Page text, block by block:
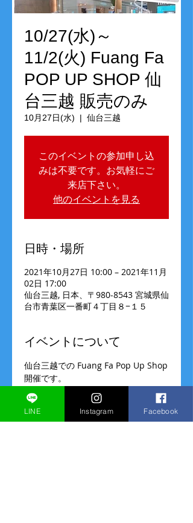
10/27(水)～
11/2(火) Fuang Fa
POP UP SHOP 仙
台三越 販売のみ
10月27日(水)
  |
仙台三越
このイベントの参加申し込
みは不要です。お気軽にご
来店下さい。
他のイベントを見る
日時・場所
2021年10月27日 10:00 – 2021年11月
02日 17:00
仙台三越, 日本、〒980-8543 宮城県仙
台市青葉区一番町４丁目８−１５
イベントについて
仙台三越での Fuang Fa Pop Up Shop
開催です。
本館2階婦人イベントスペースでの販
売です。
ご来店お待ちしております！
LINE Instagram Facebook